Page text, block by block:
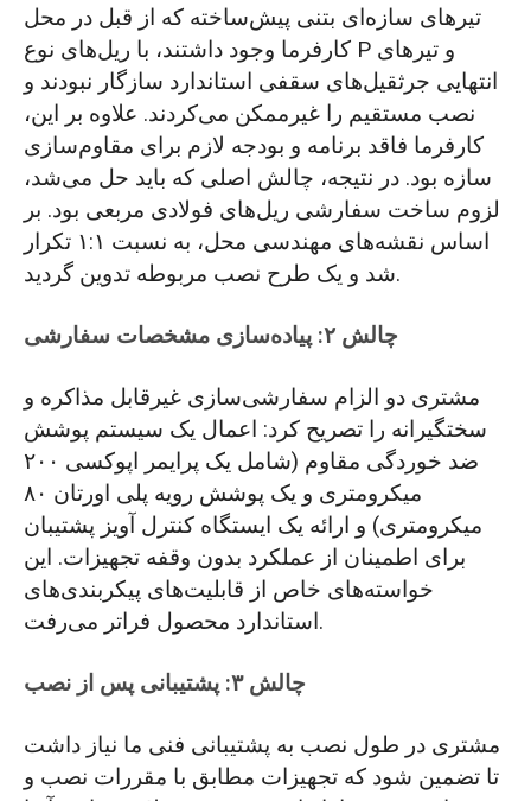
تیرهای سازه‌ای بتنی پیش‌ساخته که از قبل در محل
کارفرما وجود داشتند، با ریل‌های نوع P و تیرهای
انتهایی جرثقیل‌های سقفی استاندارد سازگار نبودند و
نصب مستقیم را غیرممکن می‌کردند. علاوه بر این،
کارفرما فاقد برنامه و بودجه لازم برای مقاوم‌سازی
سازه بود. در نتیجه، چالش اصلی که باید حل می‌شد،
لزوم ساخت سفارشی ریل‌های فولادی مربعی بود. بر
اساس نقشه‌های مهندسی محل، به نسبت ۱:۱ تکرار
شد و یک طرح نصب مربوطه تدوین گردید.
چالش ۲: پیاده‌سازی مشخصات سفارشی
مشتری دو الزام سفارشی‌سازی غیرقابل مذاکره و
سختگیرانه را تصریح کرد: اعمال یک سیستم پوشش
ضد خوردگی مقاوم (شامل یک پرایمر اپوکسی ۲۰۰
میکرومتری و یک پوشش رویه پلی اورتان ۸۰
میکرومتری) و ارائه یک ایستگاه کنترل آویز پشتیبان
برای اطمینان از عملکرد بدون وقفه تجهیزات. این
خواسته‌های خاص از قابلیت‌های پیکربندی‌های
استاندارد محصول فراتر می‌رفت.
چالش ۳: پشتیبانی پس از نصب
مشتری در طول نصب به پشتیبانی فنی ما نیاز داشت
تا تضمین شود که تجهیزات مطابق با مقررات نصب و